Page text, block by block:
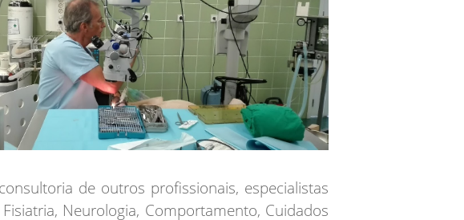
de outros profissionais, especialistas
Neurologia, Comportamento, Cuidados